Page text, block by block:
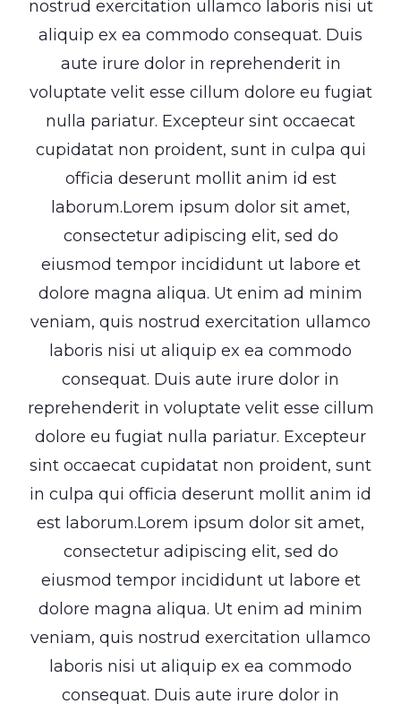
nostrud exercitation ullamco laboris nisi ut
aliquip ex ea commodo consequat. Duis
aute irure dolor in reprehenderit in
voluptate velit esse cillum dolore eu fugiat
nulla pariatur. Excepteur sint occaecat
cupidatat non proident, sunt in culpa qui
officia deserunt mollit anim id est
laborum.Lorem ipsum dolor sit amet,
consectetur adipiscing elit, sed do
eiusmod tempor incididunt ut labore et
dolore magna aliqua. Ut enim ad minim
veniam, quis nostrud exercitation ullamco
laboris nisi ut aliquip ex ea commodo
consequat. Duis aute irure dolor in
reprehenderit in voluptate velit esse cillum
dolore eu fugiat nulla pariatur. Excepteur
sint occaecat cupidatat non proident, sunt
in culpa qui officia deserunt mollit anim id
est laborum.Lorem ipsum dolor sit amet,
consectetur adipiscing elit, sed do
eiusmod tempor incididunt ut labore et
dolore magna aliqua. Ut enim ad minim
veniam, quis nostrud exercitation ullamco
laboris nisi ut aliquip ex ea commodo
consequat. Duis aute irure dolor in